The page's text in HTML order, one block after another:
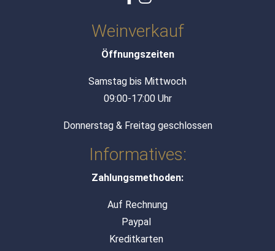
Weinverkauf
Öffnungszeiten
Samstag bis Mittwoch
09:00-17:00 Uhr
Donnerstag & Freitag geschlossen
Informatives:
Zahlungsmethoden:
Auf Rechnung
Paypal
Kreditkarten